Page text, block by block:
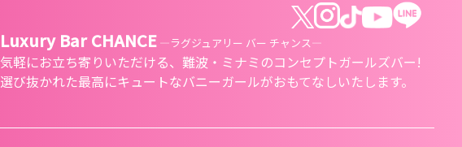
Luxury Bar CHANCE ―ラグジュアリー バー チャンス―
気軽にお立ち寄りいただける、 難波・ミナミのコンセプトガールズバー!
選び抜かれた最高にキュートなバニーガールがおもてなしいたします。